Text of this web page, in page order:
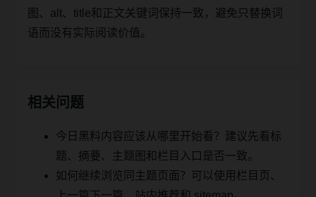
图、alt、title和正文关键词保持一致，避免只替换词
语而没有实际阅读价值。
相关问题
今日黑料内容应该从哪里开始看？建议先看标
题、摘要、主题图和栏目入口是否一致。
如何继续浏览同主题页面？可以使用栏目页、